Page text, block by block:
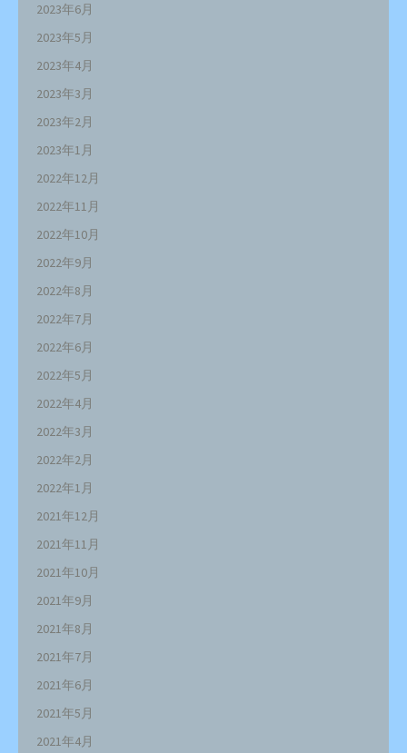
2023年6月
2023年5月
2023年4月
2023年3月
2023年2月
2023年1月
2022年12月
2022年11月
2022年10月
2022年9月
2022年8月
2022年7月
2022年6月
2022年5月
2022年4月
2022年3月
2022年2月
2022年1月
2021年12月
2021年11月
2021年10月
2021年9月
2021年8月
2021年7月
2021年6月
2021年5月
2021年4月